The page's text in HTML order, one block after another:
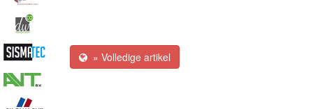
» Volledige artikel